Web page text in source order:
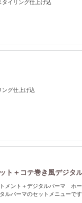
イリング仕上げ込
ング仕上げ込
ト＋コテ巻き風デジ
メント＋デジタルパーマ ホ
ルパーマのセットメニューです